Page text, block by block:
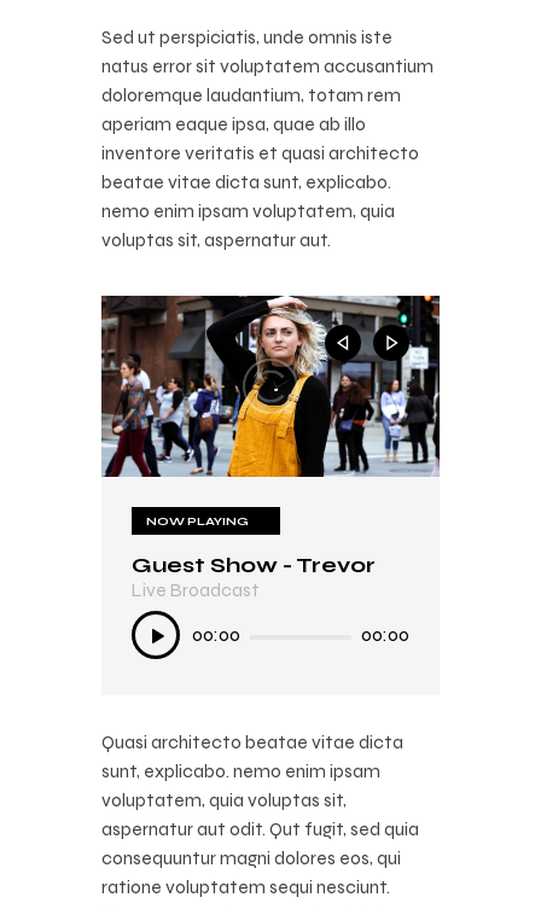
Sed ut perspiciatis, unde omnis iste
natus error sit voluptatem accusantium
doloremque laudantium, totam rem
aperiam eaque ipsa, quae ab illo
inventore veritatis et quasi architecto
beatae vitae dicta sunt, explicabo.
nemo enim ipsam voluptatem, quia
voluptas sit, aspernatur aut.
NOW PLAYING
Guest Show - Trevor
Live Broadcast
Audio
Player
00:00 00:00
NOW PLAYING
In My Mind
Live Broadcast
Audio
Player
00:00 00:00
Quasi architecto beatae vitae dicta
sunt, explicabo. nemo enim ipsam
voluptatem, quia voluptas sit,
aspernatur aut odit. Qut fugit, sed quia
consequuntur magni dolores eos, qui
ratione voluptatem sequi nesciunt.